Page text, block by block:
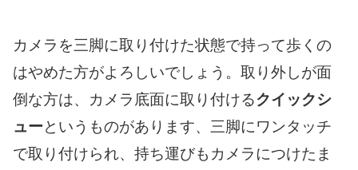
カメラを三脚に取り付けた状態で持って歩くの
はやめた方がよろしいでしょう。取り外しが面
倒な方は、カメラ底面に取り付けるクイックシ
ューというものがあります、三脚にワンタッチ
で取り付けられ、持ち運びもカメラにつけたま